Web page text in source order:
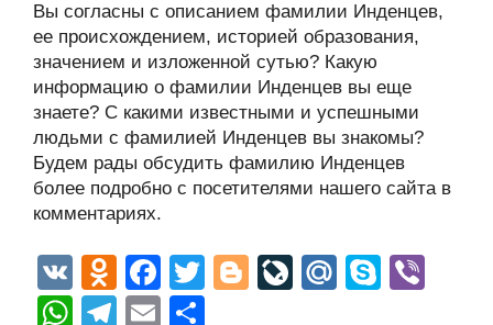
Вы согласны с описанием фамилии Инденцев,
ее происхождением, историей образования,
значением и изложенной сутью? Какую
информацию о фамилии Инденцев вы еще
знаете? С какими известными и успешными
людьми с фамилией Инденцев вы знакомы?
Будем рады обсудить фамилию Инденцев
более подробно с посетителями нашего сайта в
комментариях.
V
K
O
d
F
a
T
Bl Li
M S
W T
E